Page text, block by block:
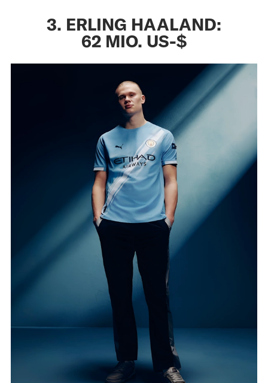
3. ERLING HAALAND:
62 MIO. US-$